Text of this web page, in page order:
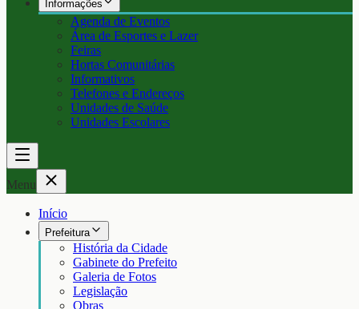
Informações
Agenda de Eventos
Área de Esportes e Lazer
Feiras
Hortas Comunitárias
Informativos
Telefones e Endereços
Unidades de Saúde
Unidades Escolares
Menu
Início
Prefeitura
História da Cidade
Gabinete do Prefeito
Galeria de Fotos
Legislação
Obras